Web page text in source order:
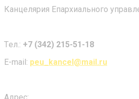
Канцелярия Епархиального
Tел.: +7 (342) 215-51-18
E-mail: peu_kancel@mail.ru